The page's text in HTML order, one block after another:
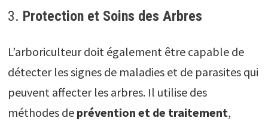
3. Protection et Soins des Arbres
L’arboriculteur doit également être capable de
détecter les signes de maladies et de parasites qui
peuvent affecter les arbres. Il utilise des
méthodes de prévention et de traitement,